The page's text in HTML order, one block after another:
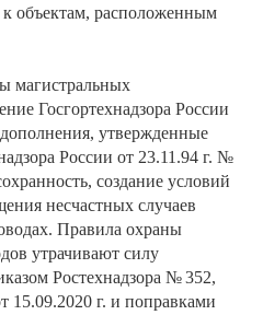
объектам, расположенным
магистральных
Госгортехнадзора России
утвержденные
России от 23.11.94 г. №
создание условий
несчастных случаев
Правила охраны
утрачивают силу
Ростехнадзора № 352,
г. и поправками